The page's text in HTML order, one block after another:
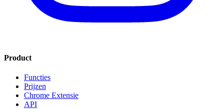
Product
Functies
Prijzen
Chrome Extensie
API